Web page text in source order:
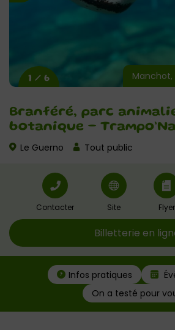
Branféré, parc
botanique –
Le Guerno Tout public
Manchot,
1 / 6
Contacter Site Flyer
Billetterie en
Infos pratiques
On a testé pour